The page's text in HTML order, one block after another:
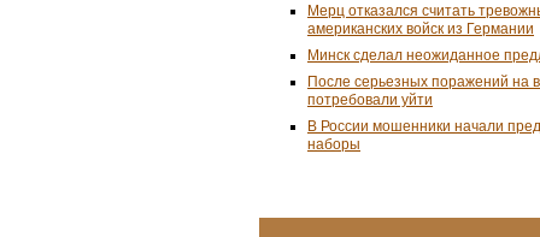
Мерц отказался считать
американских войск из Германии
Минск сделал неожиданное
После серьезных поражений на
потребовали уйти
В России мошенники начали
наборы